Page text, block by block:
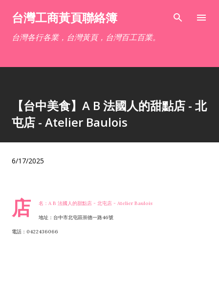
跳到主要內容
台灣工商黃頁聯絡簿
台灣各行各業，台灣黃頁，台灣百工百業。
【台中美食】A B 法國人的甜點店 - 北
屯店 - Atelier Baulois
6/17/2025
店 名：A B 法國人的甜點店 - 北屯店 - Atelier Baulois
地址：台中市北屯區崇德一路46號
電話：0422436066